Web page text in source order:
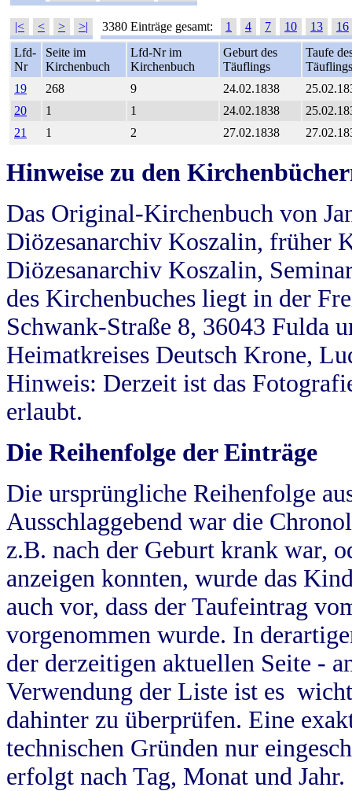
|< < > >| 3380 Einträge gesamt: 1 4 7 10 13
16
Lfd-
Nr
Seite im
Kirchenbuch
Lfd-Nr im
Kirchenbuch
Geburt des
Täuflings
Taufe
Täuflings
19
268 9 24.02.1838
20
1 1 24.02.1838
21
1 2 27.02.1838
Hinweise zu den
Das Original-Kirchenbuch von
Diözesanarchiv Koszalin, früher
Diözesanarchiv Koszalin,
des Kirchenbuches liegt in der
Schwank-Straße 8, 36043 Fulda
Heimatkreises Deutsch Krone,
Hinweis: Derzeit ist das
erlaubt.
Die Reihenfolge der Einträge
Die ursprüngliche Reihenfolge
Ausschlaggebend war die
z.B. nach der Geburt krank war,
anzeigen konnten, wurde das
auch vor, dass der Taufeintrag
vorgenommen wurde. In
der derzeitigen aktuellen Seite -
Verwendung der Liste ist es
dahinter zu überprüfen. Eine
technischen Gründen nur
erfolgt nach Tag, Monat und Jahr.